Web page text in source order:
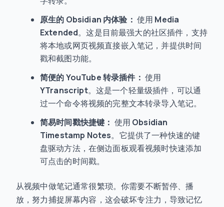
原生的 Obsidian 内体验： 使用 Media
Extended。这是目前最强大的社区插件，支持
将本地或网页视频直接嵌入笔记，并提供时间
戳和截图功能。
简便的 YouTube 转录插件： 使用
YTranscript。这是一个轻量级插件，可以通
过一个命令将视频的完整文本转录导入笔记。
简易时间戳快捷键： 使用 Obsidian
Timestamp Notes。它提供了一种快速的键
盘驱动方法，在侧边面板观看视频时快速添加
可点击的时间戳。
从视频中做笔记通常很繁琐。你需要不断暂停、播
放，努力捕捉屏幕内容，这会破坏专注力，导致记忆